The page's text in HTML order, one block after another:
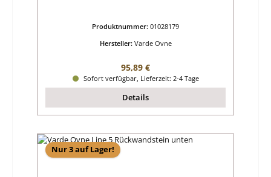
Produktnummer: 01028179
Hersteller: Varde Ovne
Regulärer Preis:
95,89 €
Sofort verfügbar, Lieferzeit: 2-4 Tage
Details
Nur 3 auf Lager!